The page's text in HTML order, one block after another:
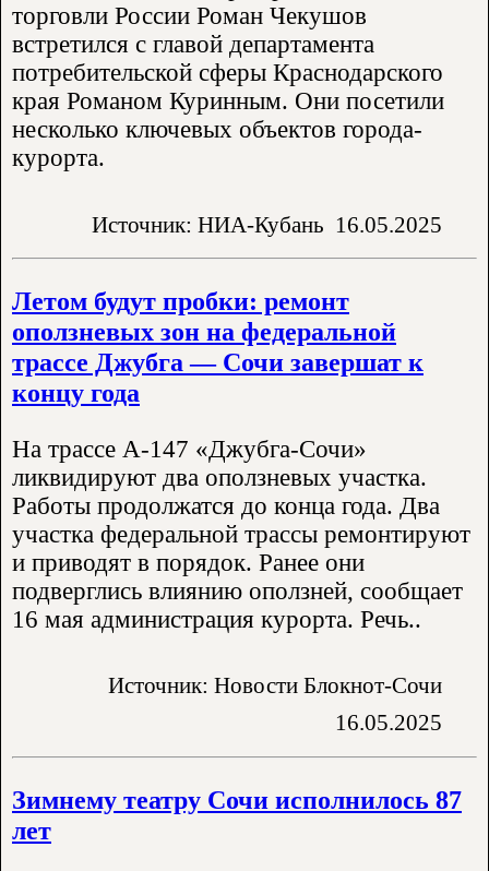
торговли России Роман Чекушов
встретился с главой департамента
потребительской сферы Краснодарского
края Романом Куринным. Они посетили
несколько ключевых объектов города-
курорта.
Источник: НИА-Кубань 16.05.2025
Летом будут пробки: ремонт
оползневых зон на федеральной
трассе Джубга — Сочи завершат к
концу года
На трассе А-147 «Джубга-Сочи»
ликвидируют два оползневых участка.
Работы продолжатся до конца года. Два
участка федеральной трассы ремонтируют
и приводят в порядок. Ранее они
подверглись влиянию оползней, сообщает
16 мая администрация курорта. Речь..
Источник: Новости Блокнот-Сочи
16.05.2025
Зимнему театру Сочи исполнилось 87
лет